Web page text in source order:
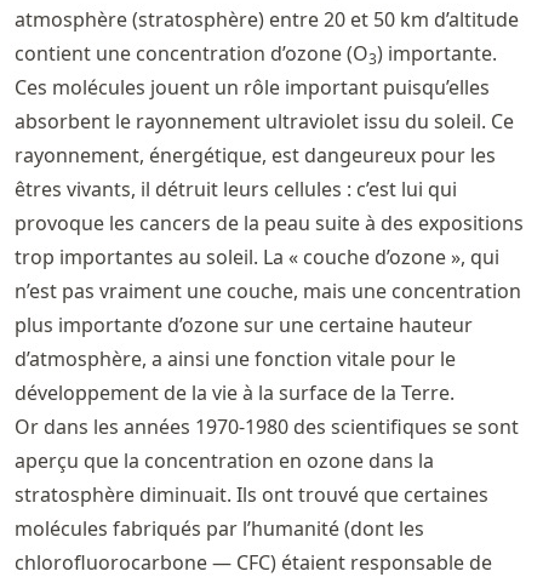
atmosphère (stratosphère) entre 20 et 50 km d’altitude
contient une concentration d’ozone (O3) importante.
Ces molécules jouent un rôle important puisqu’elles
absorbent le rayonnement ultraviolet issu du soleil. Ce
rayonnement, énergétique, est dangeureux pour les
êtres vivants, il détruit leurs cellules : c’est lui qui
provoque les cancers de la peau suite à des expositions
trop importantes au soleil. La « couche d’ozone », qui
n’est pas vraiment une couche, mais une concentration
plus importante d’ozone sur une certaine hauteur
d’atmosphère, a ainsi une fonction vitale pour le
développement de la vie à la surface de la Terre.
Or dans les années 1970-1980 des scientifiques se sont
aperçu que la concentration en ozone dans la
stratosphère diminuait. Ils ont trouvé que certaines
molécules fabriqués par l’humanité (dont les
chlorofluorocarbone — CFC) étaient responsable de